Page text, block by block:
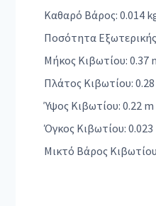
Καθαρό Βάρος: 0.014
Ποσότητα
Μήκος Κιβωτίου: 0.37
Πλάτος Κιβωτίου:
Ύψος Κιβωτίου: 0.22 m
Όγκος Κιβωτίου: 0.023
Μικτό Βάρος